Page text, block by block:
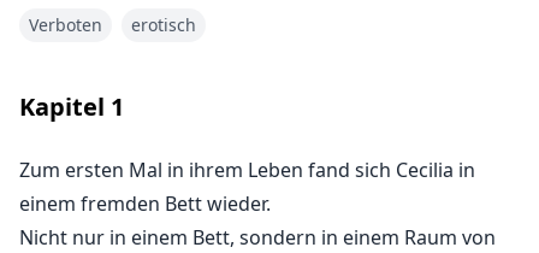
Fingern. Ein anderer hielt ihre Hand an seinen Mund
ihnen, ihr Lachen war leise in ihren Ohren und ihre
Die Finger der Alphas glitten über ihre nackte Haut
und hinterließen eine Gänsehaut, wo sie
Verboten
erotisch
Kapitel 1
Zum ersten Mal in ihrem Leben fand sich Cecilia in
einem fremden Bett wieder.
Nicht nur in einem Bett, sondern in einem Raum von